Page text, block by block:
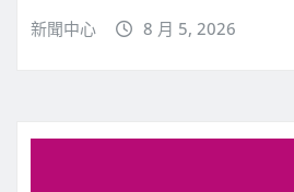
新聞中心 8 月 5, 2026